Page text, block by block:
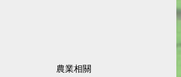
農業相關